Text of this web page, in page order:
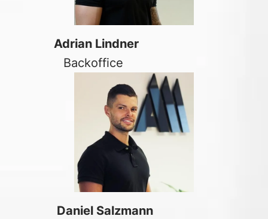
Adrian Lindner
Backoffice
Daniel Salzmann